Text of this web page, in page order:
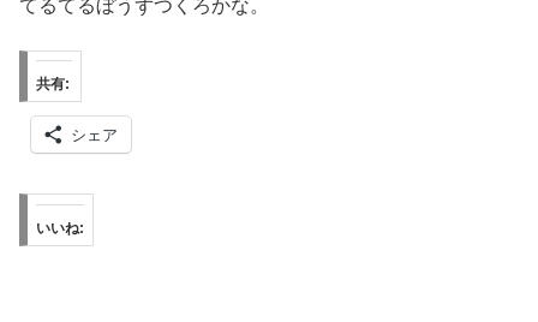
てるてるぼうずつくろかな。
共有:
シェア
いいね: